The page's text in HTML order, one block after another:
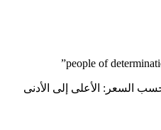
السعر: الأعلى إلى الأدنى